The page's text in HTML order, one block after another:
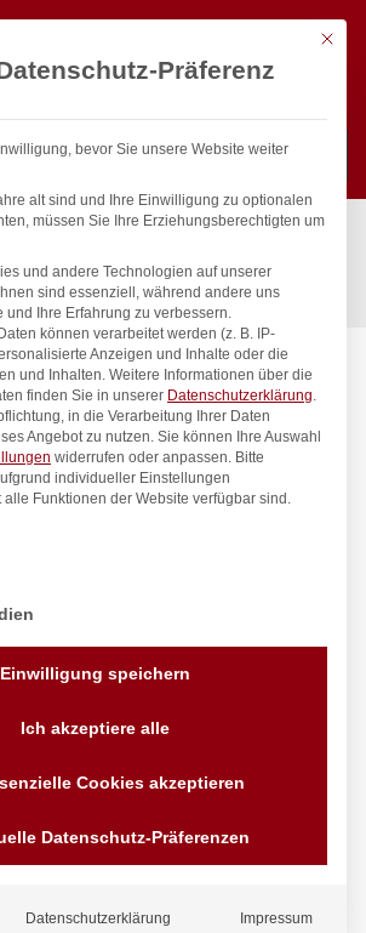
Suchen
& Gastro Geräte für Profis
3/4″ Ø 27mm 3/4″ ÜM
Mit
Präferenz
bevor Sie unsere Website weiter
alt sind und Ihre Einwilligung zu optionalen
müssen Sie Ihre Erziehungsberechtigten um
und andere Technologien auf unserer
sind essenziell, während andere uns
und Ihre Erfahrung zu verbessern.
können verarbeitet werden (z. B. IP-
Anzeigen und Inhalte oder die
und Inhalten. Weitere Informationen über die
finden Sie in unserer Datenschutzerklärung.
in die Verarbeitung Ihrer Daten
Angebot zu nutzen. Sie können Ihre Auswahl
widerrufen oder anpassen. Bitte
individueller Einstellungen
Funktionen der Website verfügbar sind.
der Service-Gruppen, für die eine
Einwilligung speichern
Ich akzeptiere alle
Cookies akzeptieren
Datenschutz-Präferenzen
Datenschutzerklärung Impressum